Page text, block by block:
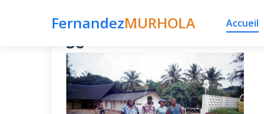
FernandezMURHOLA Accueil
Publié le 24 décembre 2015 par fmurhola dans
36